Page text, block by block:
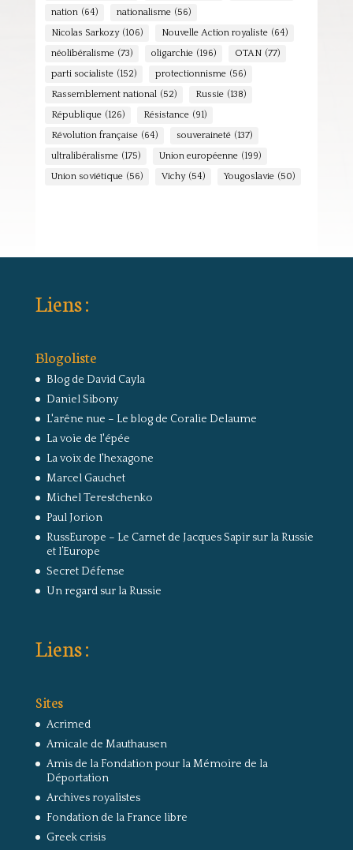
nation (64) nationalisme (56)
Nicolas Sarkozy (106) Nouvelle Action royaliste (64)
néolibéralisme (73) oligarchie (196) OTAN (77)
parti socialiste (152) protectionnisme (56)
Rassemblement national (52) Russie (138)
République (126) Résistance (91)
Révolution française (64) souveraineté (137)
ultralibéralisme (175) Union européenne (199)
Union soviétique (56) Vichy (54) Yougoslavie (50)
Liens :
Blogoliste
Blog de David Cayla
Daniel Sibony
L'arêne nue – Le blog de Coralie Delaume
La voie de l'épée
La voix de l'hexagone
Marcel Gauchet
Michel Terestchenko
Paul Jorion
RussEurope – Le Carnet de Jacques Sapir sur la Russie
et l’Europe
Secret Défense
Un regard sur la Russie
Liens :
Sites
Acrimed
Amicale de Mauthausen
Amis de la Fondation pour la Mémoire de la
Déportation
Archives royalistes
Fondation de la France libre
Greek crisis